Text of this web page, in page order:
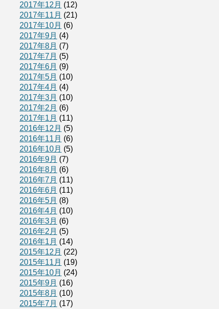
2017年12月 (12)
2017年11月 (21)
2017年10月 (6)
2017年9月 (4)
2017年8月 (7)
2017年7月 (5)
2017年6月 (9)
2017年5月 (10)
2017年4月 (4)
2017年3月 (10)
2017年2月 (6)
2017年1月 (11)
2016年12月 (5)
2016年11月 (6)
2016年10月 (5)
2016年9月 (7)
2016年8月 (6)
2016年7月 (11)
2016年6月 (11)
2016年5月 (8)
2016年4月 (10)
2016年3月 (6)
2016年2月 (5)
2016年1月 (14)
2015年12月 (22)
2015年11月 (19)
2015年10月 (24)
2015年9月 (16)
2015年8月 (10)
2015年7月 (17)